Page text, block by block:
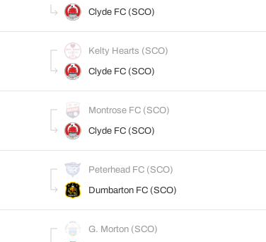
Clyde FC (SCO)
Kelty Hearts (SCO)
Clyde FC (SCO)
Montrose FC (SCO)
Clyde FC (SCO)
Peterhead FC (SCO)
Dumbarton FC (SCO)
G. Morton (SCO)